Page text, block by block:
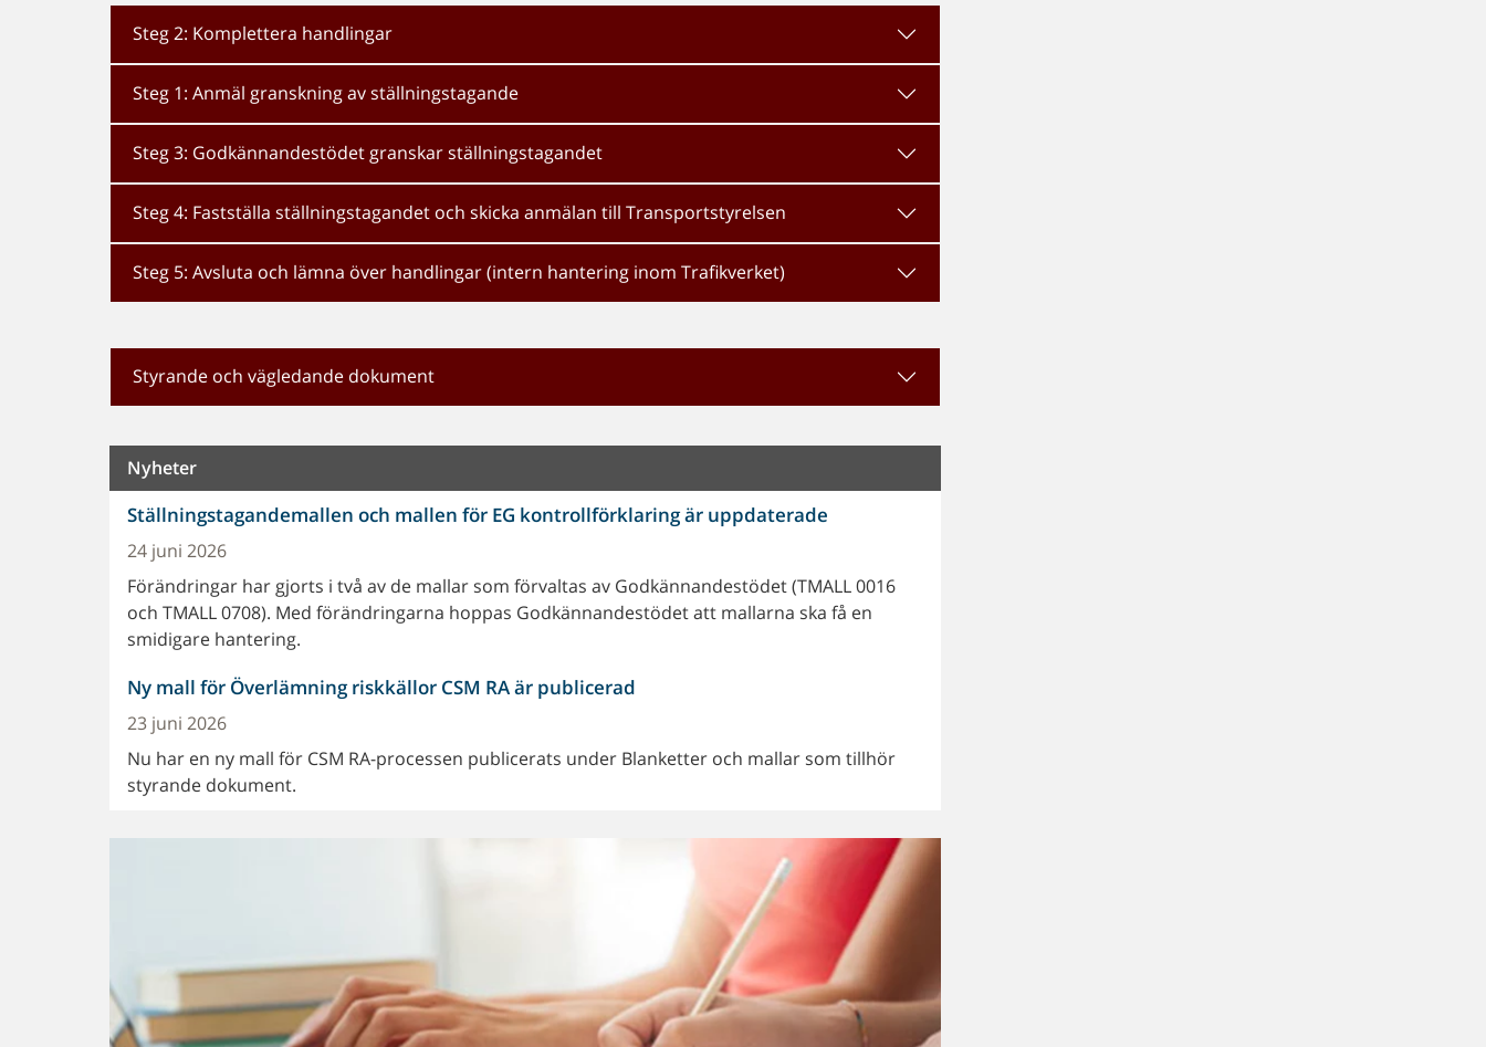
Steg 2: Komplettera handlingar
Steg 1: Anmäl granskning av ställningstagande
Steg 3: Godkännandestödet granskar ställningstagandet
Steg 4: Fastställa ställningstagandet och skicka anmälan till Transportstyrelsen
Steg 5: Avsluta och lämna över handlingar (intern hantering inom Trafikverket)
Styrande och vägledande dokument
Nyheter
Ställningstagandemallen och mallen för EG kontrollförklaring är uppdaterade
24 juni 2026
Förändringar har gjorts i två av de mallar som förvaltas av Godkännandestödet (TMALL 0016
och TMALL 0708). Med förändringarna hoppas Godkännandestödet att mallarna ska få en
smidigare hantering.
Ny mall för Överlämning riskkällor CSM RA är publicerad
23 juni 2026
Nu har en ny mall för CSM RA-processen publicerats under Blanketter och mallar som tillhör
styrande dokument.